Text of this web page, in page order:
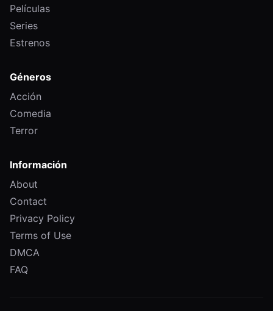
Películas
Series
Estrenos
Géneros
Acción
Comedia
Terror
Información
About
Contact
Privacy Policy
Terms of Use
DMCA
FAQ